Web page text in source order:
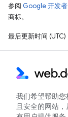
参阅 Google 开发
商标。
最后更新时间
我们希望帮助
且安全的网站